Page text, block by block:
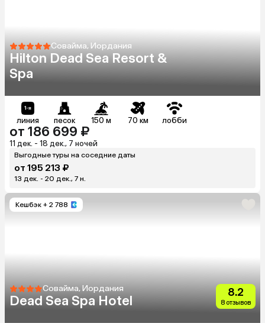
Совайма, Иордания
Hilton Dead Sea Resort &
Spa
линия песок 150 м 70 км лобби
от 186 699 ₽
11 дек. - 18 дек., 7 ночей
Выгодные туры на соседние даты
от 195 213 ₽
13 дек. - 20 дек., 7 н.
Кешбэк + 2 788
Совайма, Иордания
Dead Sea Spa Hotel
8.2
8 отзывов